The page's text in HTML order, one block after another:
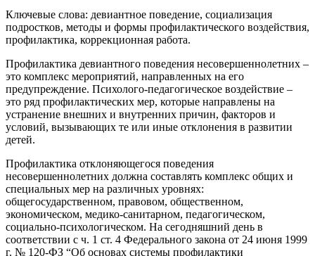
Ключевые слова: девиантное поведение, социализация
подростков, методы и формы профилактического воздействия,
профилактика, коррекционная работа.
Профилактика девиантного поведения несовершеннолетних –
это комплекс мероприятий, направленных на его
предупреждение. Психолого-педагогическое воздействие –
это ряд профилактических мер, которые направлены на
устранение внешних и внутренних причин, факторов и
условий, вызывающих те или иные отклонения в развитии
детей.
Профилактика отклоняющегося поведения
несовершеннолетних должна составлять комплекс общих и
специальных мер на различных уровнях:
общегосударственном, правовом, общественном,
экономическом, медико-санитарном, педагогическом,
социально-психологическом. На сегодняшний день в
соответствии с ч. 1 ст. 4 Федерального закона от 24 июня 1999
г. № 120-ФЗ “Об основах системы профилактики